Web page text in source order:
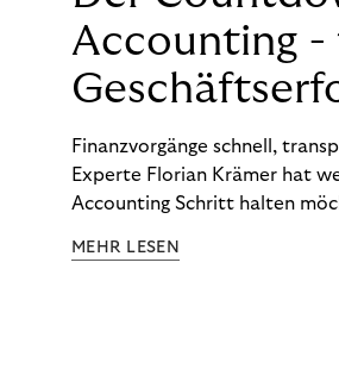
Accounting -
Finanzvorgänge schnell,
Experte Florian Krämer hat
Accounting Schritt halten
MEHR LESEN